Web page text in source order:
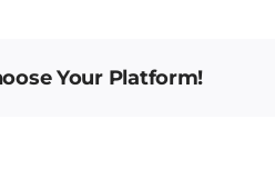
Your Platform!